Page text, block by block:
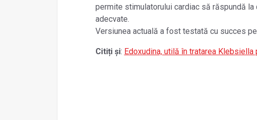
permite stimulatorului cardiac să răspundă
adecvate.
Versiunea actuală a fost testată cu succes
Citiți și: Edoxudina, utilă în tratarea